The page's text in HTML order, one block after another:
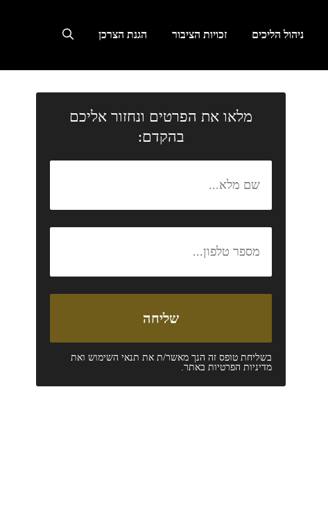
ניהול הליכים זכויות הציבור הגנת הצרכן
מלאו את הפרטים ונחזור אליכם
בהקדם:
בשליחת טופס זה הנך מאשר/ת את תנאי השימושואת
מדיניות הפרטיותבאתר.